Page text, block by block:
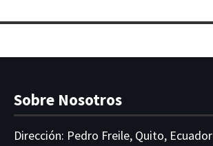
Sobre Nosotros
Dirección: Pedro Freile, Quito, Ecuador